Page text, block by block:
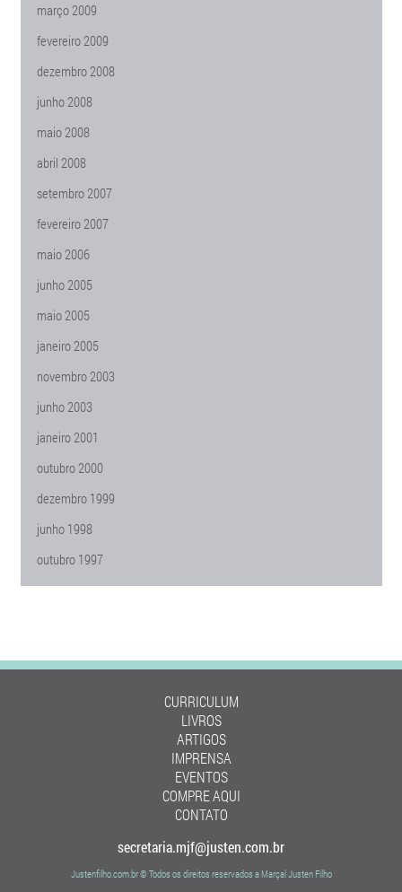
março 2009
fevereiro 2009
dezembro 2008
junho 2008
maio 2008
abril 2008
setembro 2007
fevereiro 2007
maio 2006
junho 2005
maio 2005
janeiro 2005
novembro 2003
junho 2003
janeiro 2001
outubro 2000
dezembro 1999
junho 1998
outubro 1997
CURRICULUM
LIVROS
ARTIGOS
IMPRENSA
EVENTOS
COMPRE AQUI
CONTATO
secretaria.mjf@justen.com.br
Justenfilho.com.br © Todos os direitos reservados a Marçal Justen Filho